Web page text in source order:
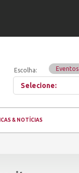
Escolha: Eventos
Selecione:
& NOTÍCIAS